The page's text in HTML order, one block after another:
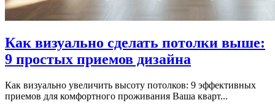
Как визуально сделать потолки выше:
9 простых приемов дизайна
Как визуально увеличить высоту потолков: 9 эффективных
приемов для комфортного проживания Ваша кварт...